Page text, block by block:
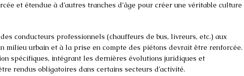
et étendue à d’autres tranches d’âge pour créer une véritable culture
conducteurs professionnels (chauffeurs de bus, livreurs, etc.) aux
milieu urbain et à la prise en compte des piétons devrait être renforcée.
spécifiques, intégrant les dernières évolutions juridiques et
rendus obligatoires dans certains secteurs d’activité.